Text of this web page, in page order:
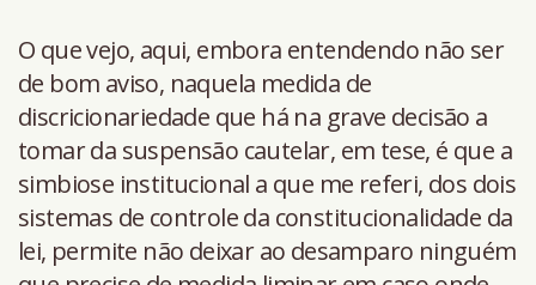
O que vejo, aqui, embora entendendo não ser
de bom aviso, naquela medida de
discricionariedade que há na grave decisão a
tomar da suspensão cautelar, em tese, é que a
simbiose institucional a que me referi, dos dois
sistemas de controle da constitucionalidade da
lei, permite não deixar ao desamparo ninguém